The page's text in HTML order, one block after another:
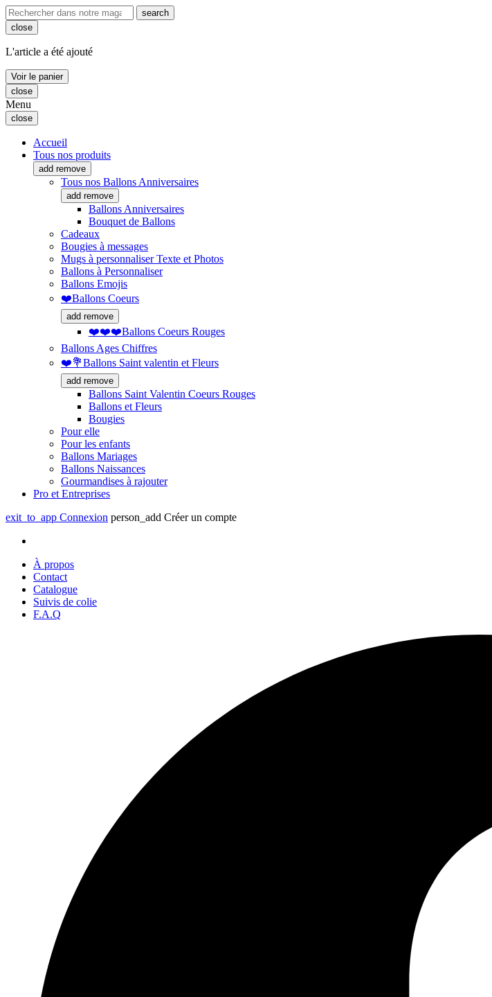
search
close
L'article a été ajouté
Voir le panier
close
Menu
close
Accueil
Tous nos produits
add remove
Tous nos Ballons Anniversaires
add remove
Ballons Anniversaires
Bouquet de Ballons
Cadeaux
Bougies à messages
Mugs à personnaliser Texte et Photos
Ballons à Personnaliser
Ballons Emojis
❤️Ballons Coeurs
add remove
❤️❤️❤️Ballons Coeurs Rouges
Ballons Ages Chiffres
❤️💐Ballons Saint valentin et Fleurs
add remove
Ballons Saint Valentin Coeurs Rouges
Ballons et Fleurs
Bougies
Pour elle
Pour les enfants
Ballons Mariages
Ballons Naissances
Gourmandises à rajouter
Pro et Entreprises
exit_to_app Connexion person_add Créer un compte
À propos
Contact
Catalogue
Suivis de colie
F.A.Q